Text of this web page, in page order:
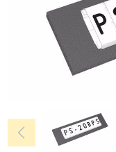
chevron_left